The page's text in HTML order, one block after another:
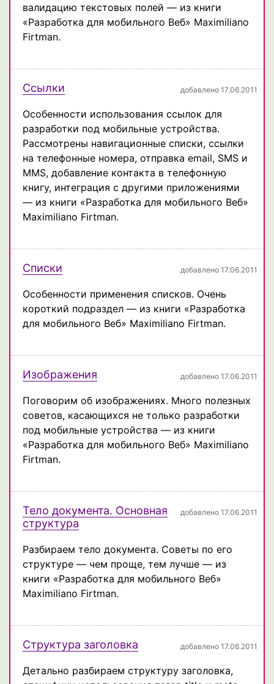
валидацию текстовых полей — из книги
«Разработка для мобильного Веб» Maximiliano
Firtman.
Ссылки добавлено 17.06.2011
Особенности использования ссылок для
разработки под мобильные устройства.
Рассмотрены навигационные списки, ссылки
на телефонные номера, отправка email, SMS и
MMS, добавление контакта в телефонную
книгу, интеграция с другими приложениями
— из книги «Разработка для мобильного Веб»
Maximiliano Firtman.
Списки добавлено 17.06.2011
Особенности применения списков. Очень
короткий подраздел — из книги «Разработка
для мобильного Веб» Maximiliano Firtman.
Изображения добавлено 17.06.2011
Поговорим об изображениях. Много полезных
советов, касающихся не только разработки
под мобильные устройства — из книги
«Разработка для мобильного Веб» Maximiliano
Firtman.
Тело документа. Основная
структура
добавлено 17.06.2011
Разбираем тело документа. Советы по его
структуре — чем проще, тем лучше — из
книги «Разработка для мобильного Веб»
Maximiliano Firtman.
Структура заголовка добавлено 17.06.2011
Детально разбираем структуру заголовка,